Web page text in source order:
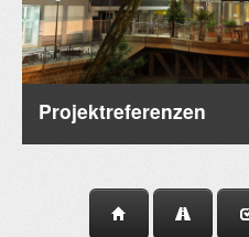
Projektreferenzen